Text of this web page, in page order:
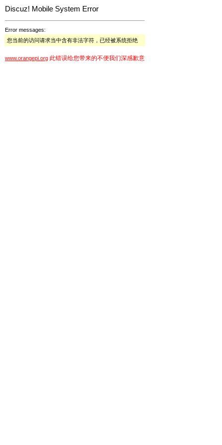
Discuz! Mobile System Error
Error messages:
您当前的访问请求当中含有非法字符，已经被系统拒绝
www.orangepi.org 此错误给您带来的不便我们深感歉意